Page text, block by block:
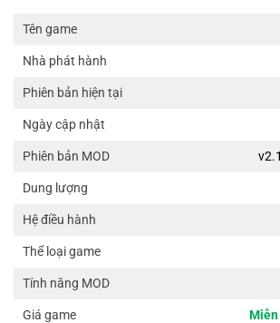
Tên game
Nhà phát hành
Phiên bản hiện tại
Ngày cập nhật
Phiên bản MOD
Dung lượng
Hệ điều hành
Thể loại game
Tính năng MOD
Giá game